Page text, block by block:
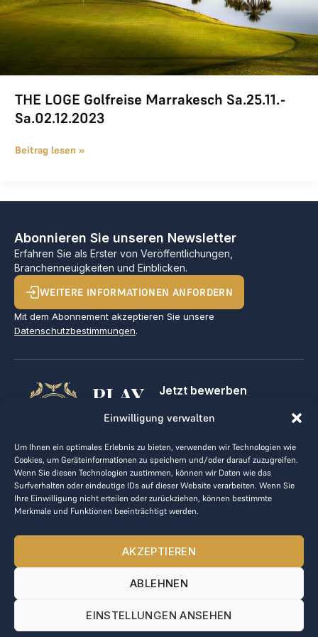
Einwilligung verwalten
Um Ihnen ein optimales Erlebnis zu bieten, verwenden wir Technologien wie
Cookies, um Geräteinformationen zu speichern und/oder darauf zuzugreifen.
Wenn Sie diesen Technologien zustimmen, können wir Daten wie das
Surfverhalten oder eindeutige IDs auf dieser Website verarbeiten. Wenn Sie
Ihre Einwilligung nicht erteilen oder zurückziehen, können bestimmte
Merkmale und Funktionen beeinträchtigt werden.
AKZEPTIEREN
ABLEHNEN
EINSTELLUNGEN ANSEHEN
THE LOGE Golfreise Marrakesch Sa.25.11.-
Sa.02.12.2023
Beitrag lesen »
Abonnieren Sie unseren Newsletter
Erfahren Sie als Erster von Veröffentlichungen,
Branchenneuigkeiten und Einblicken.
WEITERE INFORMATIONEN ANFORDERN
Mit dem Abonnement akzeptieren Sie unsere
Datenschutzbestimmungen.
PLAY
GOLF,
MAKE
BUSINESS
Jetzt bewerben
Kontakt
AGB
Datenrichtlinie
kontakt@the-loge.com
Unser freundliches Team hilft Ihnen gerne weiter.
Mo-Fr von 8:00 bis 17:00 Uhr.
© 2025 The LOGE. Alle Rechte vorbehalten.